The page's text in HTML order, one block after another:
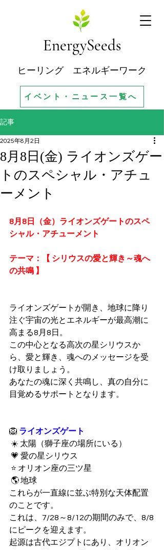
EnergySeeds
ヒーリング エネルギーワーク
イベント・ニュース一覧へ
記事
8月8日(金) ライオンズゲー
トのスペシャル・アチュ
ーメント
2025年8月2日
8月8日（金）ライオンズゲートのスペ
シャル・アチューメント
テーマ：【 シリウスの愛と輝き～魂へ
の共鳴 】
ライオンズゲートが開き、地球に降り
注ぐ宇宙の光とエネルギーが最高潮に
高まる8月8日。
この中心となる高次の星シリウスか
ら、愛と輝き、魂へのメッセージを受
け取りましょう。
あなたの魂に深く共鳴し、真の自分に
目覚めるサポートとなります。
🦁 ライオンズゲート
☀️ 太陽（獅子座の場所にいる）
💗 愛の星シリウス
⭐️ オリオン座の三ツ星
🌎 地球
これらが一直線に並ぶ特別な天体配置
のことです。
これは、7/28～8/12の期間のみで、8/8
にピークを迎えます。
起源は古代エジプトにあり、オリオン